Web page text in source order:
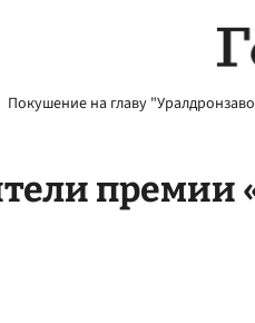
Покушение на главу
премии